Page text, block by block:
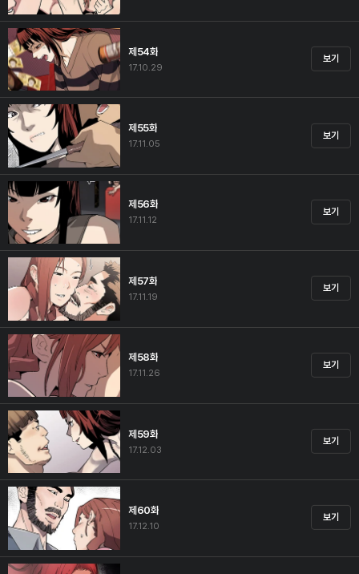
제54화
17.10.29
보기
제55화
17.11.05
보기
제56화
17.11.12
보기
제57화
17.11.19
보기
제58화
17.11.26
보기
제59화
17.12.03
보기
제60화
17.12.10
보기